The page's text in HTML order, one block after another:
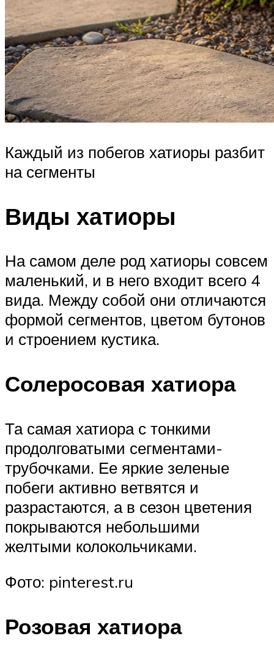
Каждый из побегов хатиоры разбит
на сегменты
Виды хатиоры
На самом деле род хатиоры совсем
маленький, и в него входит всего 4
вида. Между собой они отличаются
формой сегментов, цветом бутонов
и строением кустика.
Солеросовая хатиора
Та самая хатиора с тонкими
продолговатыми сегментами-
трубочками. Ее яркие зеленые
побеги активно ветвятся и
разрастаются, а в сезон цветения
покрываются небольшими
желтыми колокольчиками.
Фото: pinterest.ru
Розовая хатиора